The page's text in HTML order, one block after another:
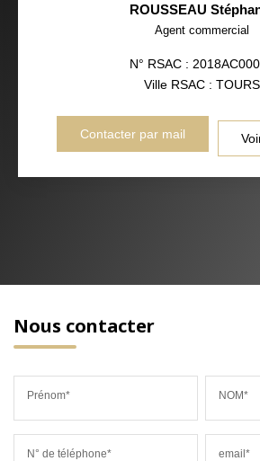
ROUSSEAU
Agent commercial
N° RSAC :
Ville RSAC : TOURS
Contacter par mail
Nous contacter
Prénom* NOM*
N° de téléphone* email*